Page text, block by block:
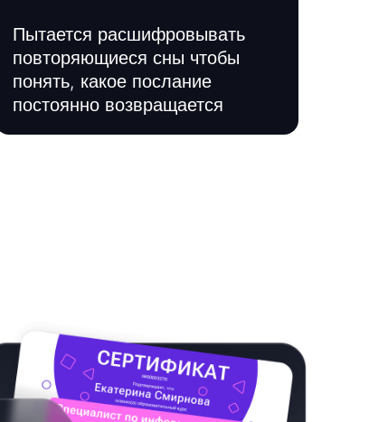
Пытается расшифровывать
повторяющиеся сны чтобы
понять, какое послание
постоянно возвращается